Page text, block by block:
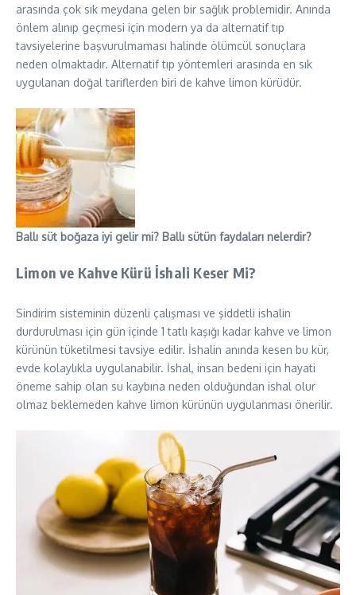
arasında çok sık meydana gelen bir sağlık problemidir. Anında
önlem alınıp geçmesi için modern ya da alternatif tıp
tavsiyelerine başvurulmaması halinde ölümcül sonuçlara
neden olmaktadır. Alternatif tıp yöntemleri arasında en sık
uygulanan doğal tariflerden biri de kahve limon kürüdür.
Ballı süt boğaza iyi gelir mi? Ballı sütün faydaları nelerdir?
Limon ve Kahve Kürü İshali Keser Mi?
Sindirim sisteminin düzenli çalışması ve şiddetli ishalin
durdurulması için gün içinde 1 tatlı kaşığı kadar kahve ve limon
kürünün tüketilmesi tavsiye edilir. İshalin anında kesen bu kür,
evde kolaylıkla uygulanabilir. İshal, insan bedeni için hayati
öneme sahip olan su kaybına neden olduğundan ishal olur
olmaz beklemeden kahve limon kürünün uygulanması önerilir.